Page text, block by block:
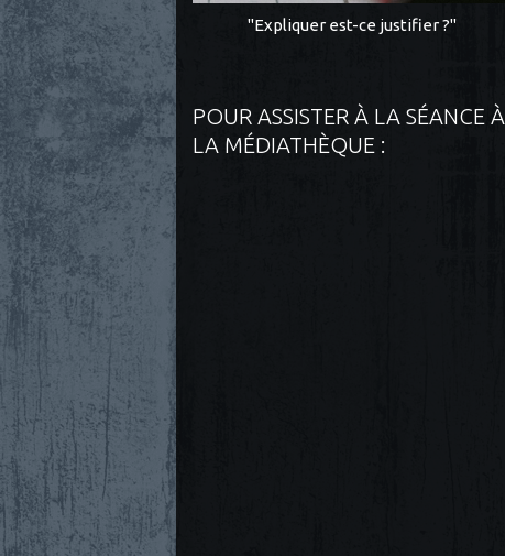
"Expliquer est-ce justifier ?"
POUR ASSISTER À LA SÉANCE À
LA MÉDIATHÈQUE :